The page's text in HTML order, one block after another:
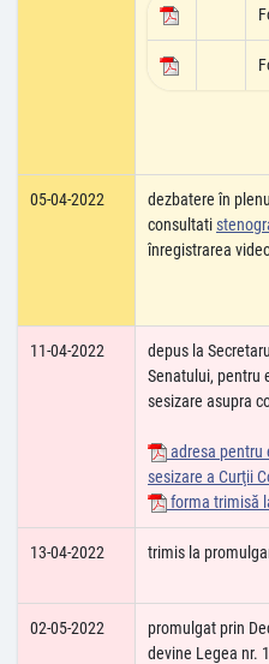
05-04-2022
dezbatere în
consultati
înregistrarea
11-04-2022
depus la
Senatului, pentru
sesizare asupra
adresa pentru
sesizare a Curţii
forma trimisă
13-04-2022 trimis la
02-05-2022
promulgat prin
devine Legea nr.